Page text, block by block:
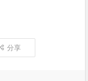
分享